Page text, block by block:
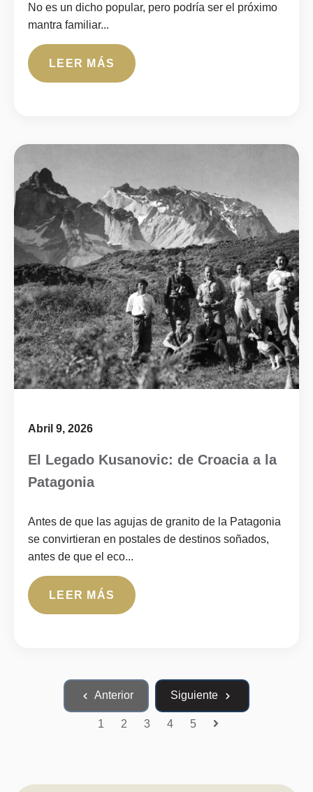
No es un dicho popular, pero podría ser el próximo
mantra familiar...
LEER MÁS
Abril 9, 2026
El Legado Kusanovic: de Croacia a la
Patagonia
Antes de que las agujas de granito de la Patagonia
se convirtieran en postales de destinos soñados,
antes de que el eco...
LEER MÁS
Anterior Siguiente
1 2 3 4 5